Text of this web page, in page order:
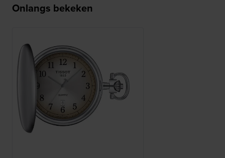
Onlangs bekeken